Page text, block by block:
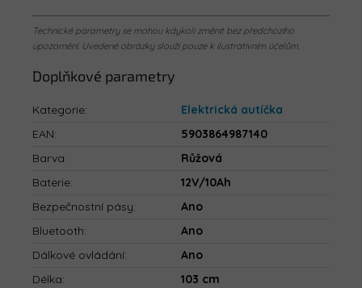
Technické parametry se mohou kdykoli změnit bez předchozího
upozornění. Uvedené obrázky slouží pouze k ilustrativním účelům.
Doplňkové parametry
Kategorie:
Elektrická autíčka
EAN:
5903864987140
Barva:
Růžová
Baterie:
12V/10Ah
Bezpečnostní pásy:
Ano
Bluetooth:
Ano
Dálkové ovládání:
Ano
Délka:
103 cm